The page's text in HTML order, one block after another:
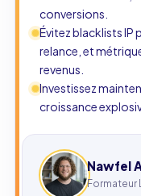
conversions.
Évitez blacklists
relance, et
revenus.
Investissez
croissance
Nawfel
Formateur